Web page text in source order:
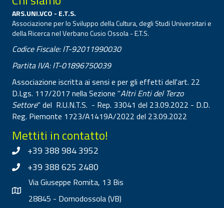
ARS.UNI.VCO - E.T.S.
Associazione per lo Sviluppo della Cultura, degli Studi Universitari e
della Ricerca nel Verbano Cusio Ossola - E.T.S.
Codice Fiscale: IT-92011990030
Partita IVA: IT-01896750039
Associazione iscritta ai sensi e per gli effetti dell'art. 22
D.Lgs. 117/2017 nella Sezione "Altri Enti del Terzo
Settore" del R.U.N.T.S. - Rep. 33041 del 23.09.2022 - D.D.
Reg. Piemonte 1723/A1419A/2022 del 23.09.2022
Mettiti in contatto!
+39 388 984 3952
+39 388 625 2480
Via Giuseppe Romita, 13 Bis
28845 - Domodossola (VB)